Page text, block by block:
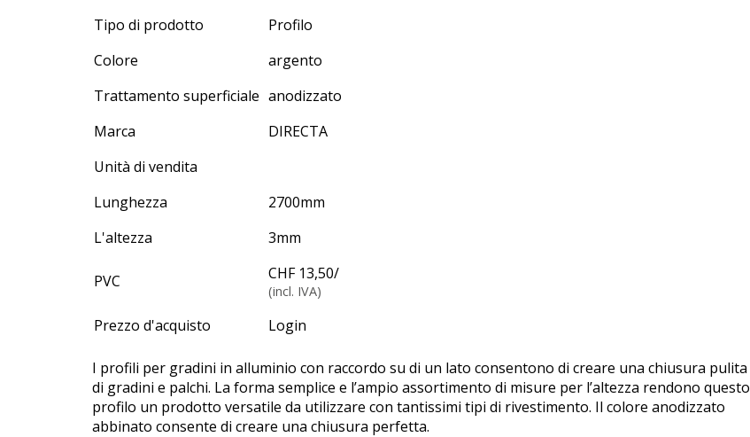
Tipo di prodotto
Profilo
Colore
argento
Trattamento superficiale anodizzato
Marca
DIRECTA
Unità di vendita
Lunghezza
2700mm
L'altezza
3mm
PVC CHF 13,50/
(incl. IVA)
Prezzo d'acquisto Login
I profili per gradini in alluminio con raccordo su di un lato consentono di creare una chiusura pulita
di gradini e palchi. La forma semplice e l’ampio assortimento di misure per l’altezza rendono questo
profilo un prodotto versatile da utilizzare con tantissimi tipi di rivestimento. Il colore anodizzato
abbinato consente di creare una chiusura perfetta.